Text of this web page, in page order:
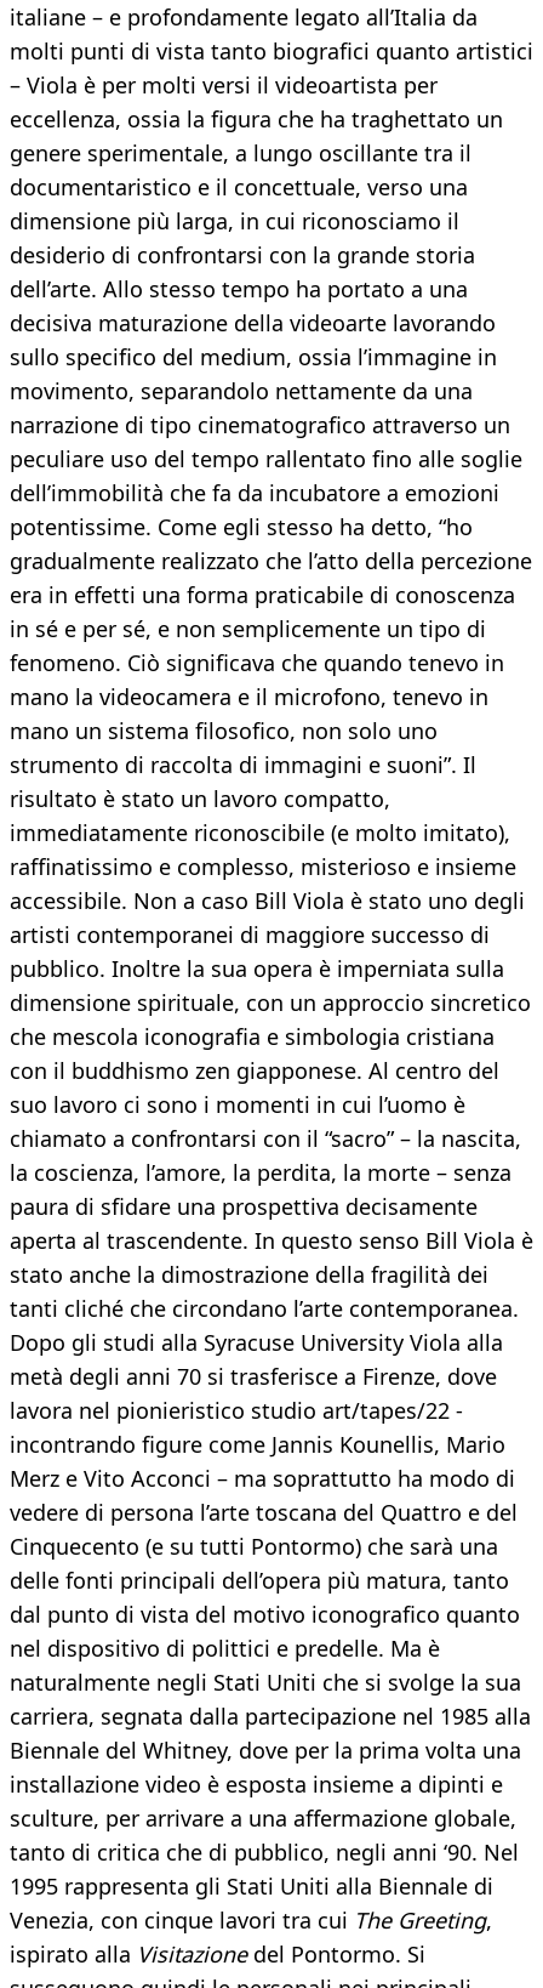
italiane – e profondamente legato all’Italia da
molti punti di vista tanto biografici quanto artistici
– Viola è per molti versi il videoartista per
eccellenza, ossia la figura che ha traghettato un
genere sperimentale, a lungo oscillante tra il
documentaristico e il concettuale, verso una
dimensione più larga, in cui riconosciamo il
desiderio di confrontarsi con la grande storia
dell’arte. Allo stesso tempo ha portato a una
decisiva maturazione della videoarte lavorando
sullo specifico del medium, ossia l’immagine in
movimento, separandolo nettamente da una
narrazione di tipo cinematografico attraverso un
peculiare uso del tempo rallentato fino alle soglie
dell’immobilità che fa da incubatore a emozioni
potentissime. Come egli stesso ha detto, “ho
gradualmente realizzato che l’atto della percezione
era in effetti una forma praticabile di conoscenza
in sé e per sé, e non semplicemente un tipo di
fenomeno. Ciò significava che quando tenevo in
mano la videocamera e il microfono, tenevo in
mano un sistema filosofico, non solo uno
strumento di raccolta di immagini e suoni”. Il
risultato è stato un lavoro compatto,
immediatamente riconoscibile (e molto imitato),
raffinatissimo e complesso, misterioso e insieme
accessibile. Non a caso Bill Viola è stato uno degli
artisti contemporanei di maggiore successo di
pubblico. Inoltre la sua opera è imperniata sulla
dimensione spirituale, con un approccio sincretico
che mescola iconografia e simbologia cristiana
con il buddhismo zen giapponese. Al centro del
suo lavoro ci sono i momenti in cui l’uomo è
chiamato a confrontarsi con il “sacro” – la nascita,
la coscienza, l’amore, la perdita, la morte – senza
paura di sfidare una prospettiva decisamente
aperta al trascendente. In questo senso Bill Viola è
stato anche la dimostrazione della fragilità dei
tanti cliché che circondano l’arte contemporanea.
Dopo gli studi alla Syracuse University Viola alla
metà degli anni 70 si trasferisce a Firenze, dove
lavora nel pionieristico studio art/tapes/22 -
incontrando figure come Jannis Kounellis, Mario
Merz e Vito Acconci – ma soprattutto ha modo di
vedere di persona l’arte toscana del Quattro e del
Cinquecento (e su tutti Pontormo) che sarà una
delle fonti principali dell’opera più matura, tanto
dal punto di vista del motivo iconografico quanto
nel dispositivo di polittici e predelle. Ma è
naturalmente negli Stati Uniti che si svolge la sua
carriera, segnata dalla partecipazione nel 1985 alla
Biennale del Whitney, dove per la prima volta una
installazione video è esposta insieme a dipinti e
sculture, per arrivare a una affermazione globale,
tanto di critica che di pubblico, negli anni ‘90. Nel
1995 rappresenta gli Stati Uniti alla Biennale di
Venezia, con cinque lavori tra cui The Greeting,
ispirato alla Visitazionedel Pontormo. Si